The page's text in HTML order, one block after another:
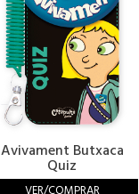
Avivament Butxaca
Quiz